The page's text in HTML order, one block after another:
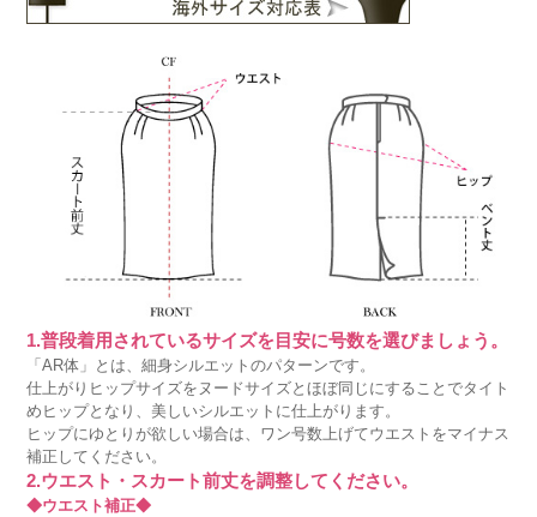
1.普段着用されているサイズを目安に号数を選びましょう。
「AR体」とは、細身シルエットのパターンです。
仕上がりヒップサイズをヌードサイズとほぼ同じにすることでタイト
めヒップとなり、美しいシルエットに仕上がります。
ヒップにゆとりが欲しい場合は、ワン号数上げてウエストをマイナス
補正してください。
2.ウエスト・スカート前丈を調整してください。
◆ウエスト補正◆